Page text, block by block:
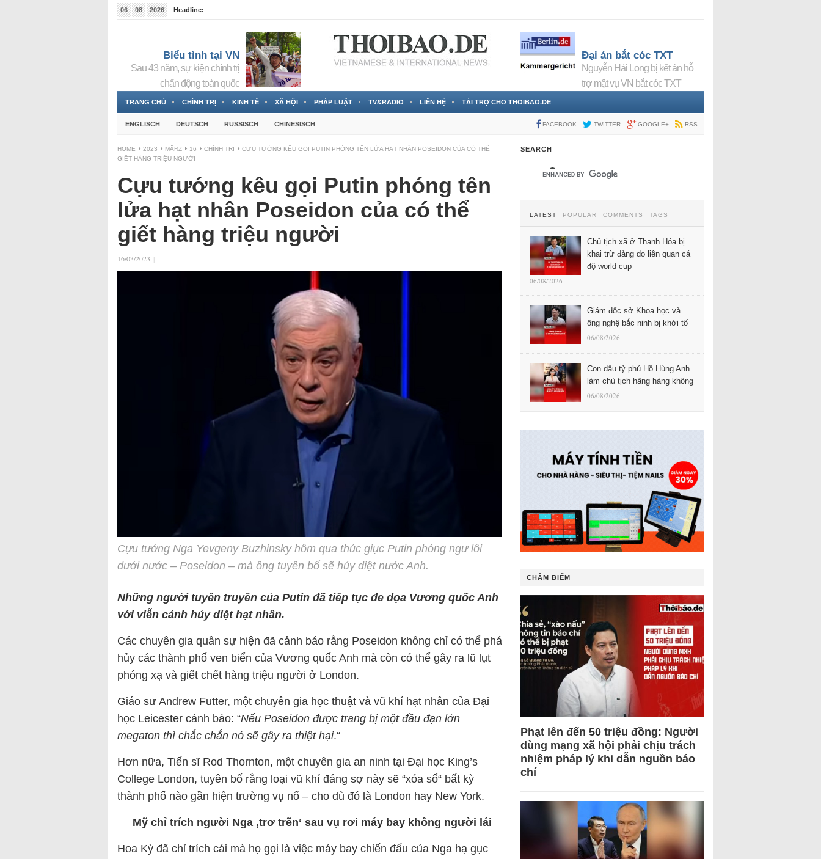
06 08 2026
Headline:
Biểu tình tại VN
Sau 43 năm, sự kiện chính trị
chấn động toàn quốc
Đại án bắt cóc TXT
Nguyễn Hải Long bị kết án hỗ
trợ mật vụ VN bắt cóc TXT
TRANG CHỦ CHÍNH TRỊ KINH TẾ XÃ HỘI PHÁP LUẬT TV&RADIO LIÊN HỆ TÀI TRỢ CHO THOIBAO.DE
ENGLISCH DEUTSCH RUSSISCH CHINESISCH FACEBOOK TWITTER GOOGLE+ RSS
HOME 2023 MÄRZ 16 CHÍNH TRỊ
CỰU TƯỚNG KÊU GỌI PUTIN PHÓNG TÊN LỬA HẠT NHÂN POSEIDON CỦA CÓ THỂ
GIẾT HÀNG TRIỆU NGƯỜI
Cựu tướng kêu gọi Putin phóng tên
lửa hạt nhân Poseidon của có thể
giết hàng triệu người
16/03/2023 |
Cựu tướng Nga Yevgeny Buzhinsky hôm qua thúc giục Putin phóng ngư lôi
dưới nước – Poseidon – mà ông tuyên bố sẽ hủy diệt nước Anh.
Những người tuyên truyền của Putin đã tiếp tục đe dọa Vương quốc Anh
với viễn cảnh hủy diệt hạt nhân.
Các chuyên gia quân sự hiện đã cảnh báo rằng Poseidon không chỉ có thể phá
hủy các thành phố ven biển của Vương quốc Anh mà còn có thể gây ra lũ lụt
phóng xạ và giết chết hàng triệu người ở London.
Giáo sư Andrew Futter, một chuyên gia học thuật và vũ khí hạt nhân của Đại
học Leicester cảnh báo: “Nếu Poseidon được trang bị một đầu đạn lớn
megaton thì chắc chắn nó sẽ gây ra thiệt hại.“
Hơn nữa, Tiến sĩ Rod Thornton, một chuyên gia an ninh tại Đại học King’s
College London, tuyên bố rằng loại vũ khí đáng sợ này sẽ “xóa sổ“ bất kỳ
thành phố nào gần hiện trường vụ nổ – cho dù đó là London hay New York.
Mỹ chỉ trích người Nga ‚trơ trẽn‘ sau vụ rơi máy bay không người lái
Hoa Kỳ đã chỉ trích cái mà họ gọi là việc máy bay chiến đấu của Nga hạ gục
SEARCH
LATEST POPULAR COMMENTS TAGS
Chủ tịch xã ở Thanh Hóa bị
khai trừ đảng do liên quan cá
độ world cup
06/08/2026
Giám đốc sở Khoa học và
ông nghệ bắc ninh bị khởi tố
06/08/2026
Con dâu tỷ phú Hồ Hùng Anh
làm chủ tịch hãng hàng không
06/08/2026
CHÂM BIẾM
Phạt lên đến 50 triệu đồng: Người
dùng mạng xã hội phải chịu trách
nhiệm pháp lý khi dẫn nguồn báo
chí